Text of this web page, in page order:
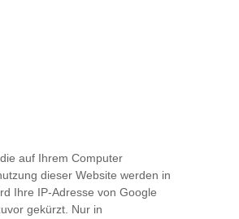
auf Ihrem Computer
dieser Website werden in
Ihre IP-Adresse von Google
gekürzt. Nur in